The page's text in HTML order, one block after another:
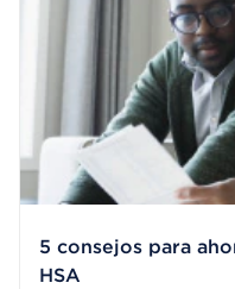
5 consejos para
HSA